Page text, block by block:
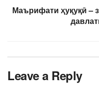
Маърифати ҳуқуқӣ –
Leave a Reply